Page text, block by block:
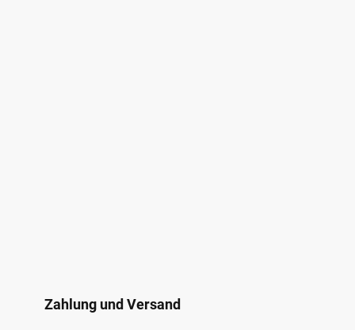
Zahlung und Versand